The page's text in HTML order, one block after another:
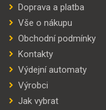
Doprava a platba
Vše o nákupu
Obchodní podmínky
Kontakty
Výdejní automaty
Výrobci
Jak vybrat